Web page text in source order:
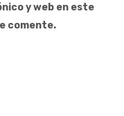
y web en este
comente.